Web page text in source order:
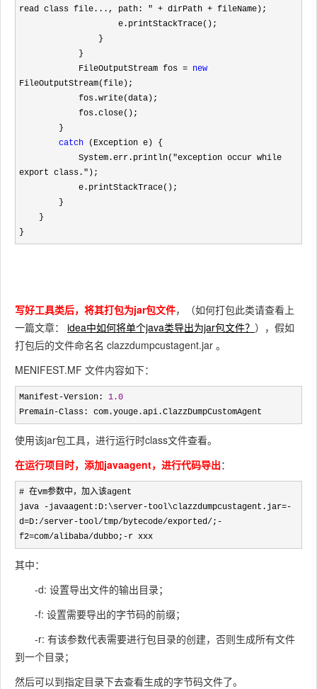
read class file..., path: " + dirPath + fileName);
            FileOutputStream fos
= new
FileOutputStream(file);
catch (Exception e) {
            System.err.println(
"exception occur while
export class." );
}
写好工具类后，将其打包为jar包文件，（如何打包此类请查看上
一篇文章： idea中如何将单个java类导出为jar包文件？ ），假如
打包后的文件命名名 clazzdumpcustagent.jar 。
MENIFEST.MF 文件内容如下：
Manifest-Version: 1.0
Premain-Class: com.youge.api.ClazzDumpCustomAgent
使用该jar包工具，进行运行时class文件查看。
在运行项目时，添加javaagent，进行代码导出：
java -javaagent:D:\server-tool\clazzdumpcustagent.jar=-
d=D:/server-tool/tmp/bytecode/exported/;-
f2=com/alibaba/dubbo;-r xxx
其中：
-d: 设置导出文件的输出目录；
-f: 设置需要导出的字节码的前缀；
-r: 有该参数代表需要进行包目录的创建，否则生成所有文件
到一个目录；
然后可以到指定目录下去查看生成的字节码文件了。